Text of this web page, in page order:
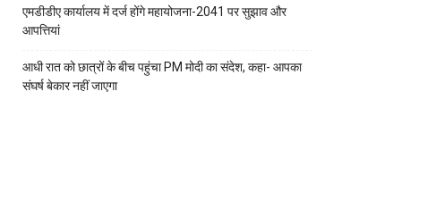
एमडीडीए कार्यालय में दर्ज होंगे महायोजना-2041 पर सुझाव और
आपत्तियां
आधी रात को छात्रों के बीच पहुंचा PM मोदी का संदेश, कहा- आपका
संघर्ष बेकार नहीं जाएगा